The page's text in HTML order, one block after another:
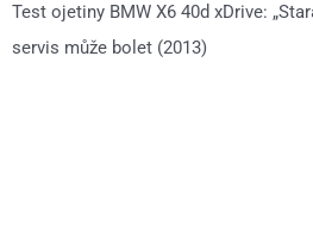
Test ojetiny BMW X6 40d xDrive:
servis může bolet (2013)